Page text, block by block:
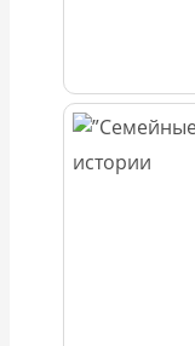
истории